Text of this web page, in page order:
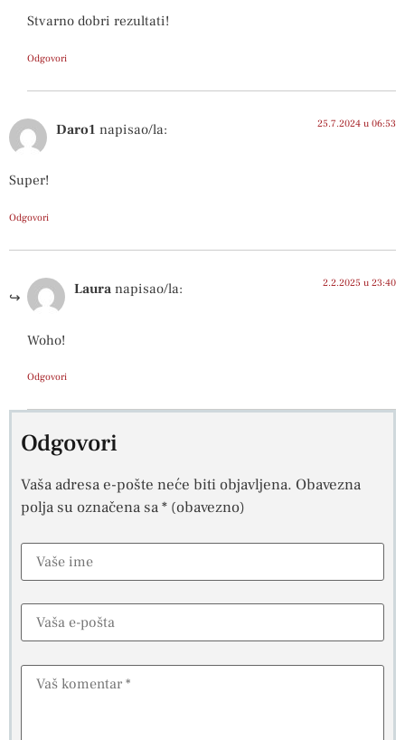
Stvarno dobri rezultati!
Odgovori
Daro1 napisao/la: 25.7.2024 u 06:53
Super!
Odgovori
Laura napisao/la: 2.2.2025 u 23:40
Woho!
Odgovori
Odgovori
Vaša adresa e-pošte neće biti objavljena. Obavezna
polja su označena sa* (obavezno)